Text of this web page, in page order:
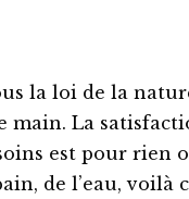
la loi de la
main. La
est pour rien
de l’eau, voilà